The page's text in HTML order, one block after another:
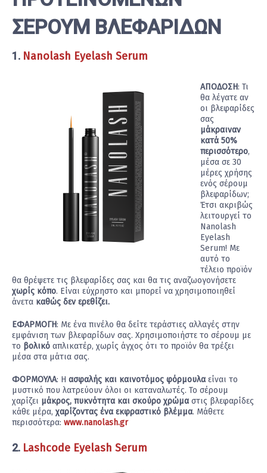
ΣΕΡΟΥΜ ΒΛΕΦΑΡΙΔΩΝ
1. Nanolash Eyelash Serum
ΑΠΟΔΟΣΗ: Τι
θα λέγατε αν
οι βλεφαρίδες
σας
μάκραιναν
κατά 50%
περισσότερο,
μέσα σε 30
μέρες χρήσης
ενός σέρουμ
βλεφαρίδων;
Έτσι ακριβώς
λειτουργεί το
Nanolash
Eyelash
Serum! Με
αυτό το
τέλειο προϊόν
θα θρέψετε τις βλεφαρίδες σας και θα τις αναζωογονήσετε
χωρίς κόπο. Είναι εύχρηστο και μπορεί να χρησιμοποιηθεί
άνετα καθώς δεν ερεθίζει.
ΕΦΑΡΜΟΓΗ: Με ένα πινέλο θα δείτε τεράστιες αλλαγές στην
εμφάνιση των βλεφαρίδων σας. Χρησιμοποιήστε το σέρουμ με
το βολικό απλικατέρ, χωρίς άγχος ότι το προϊόν θα τρέξει
μέσα στα μάτια σας.
ΦΟΡΜΟΥΛΑ: Η ασφαλής και καινοτόμος φόρμουλα είναι το
μυστικό που λατρεύουν όλοι οι καταναλωτές. Το σέρουμ
χαρίζει μάκρος, πυκνότητα και σκούρο χρώμα στις βλεφαρίδες
κάθε μέρα, χαρίζοντας ένα εκφραστικό βλέμμα. Μάθετε
περισσότερα: www.nanolash.gr
2. Lashcode Eyelash Serum